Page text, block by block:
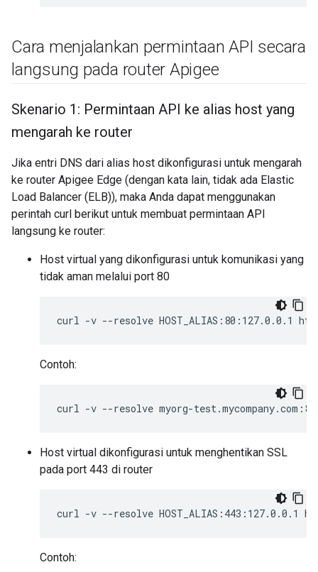
Cara menjalankan permintaan API secara
langsung pada router Apigee
Skenario 1: Permintaan API ke alias host yang
mengarah ke router
Jika entri DNS dari alias host dikonfigurasi untuk mengarah
ke router Apigee Edge (dengan kata lain, tidak ada Elastic
Load Balancer (ELB)), maka Anda dapat menggunakan
perintah curl berikut untuk membuat permintaan API
langsung ke router:
Host virtual yang dikonfigurasi untuk komunikasi yang
tidak aman melalui port 80
curl -v --resolve HOST_ALIAS:80:127.0.0.1
Contoh:
curl -v --resolve myorg-
Host virtual dikonfigurasi untuk menghentikan SSL
pada port 443 di router
curl -v --resolve HOST_ALIAS:443:127.0.0.1
Contoh: